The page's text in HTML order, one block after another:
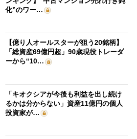
化”のワー…
【億り人オールスターが狙う20銘柄】
「総資産69億円超」90歳現役トレーダ
ーから“10…
「キオクシアが今後も利益を出し続け
るかは分からない」資産11億円の個人
投資家が…